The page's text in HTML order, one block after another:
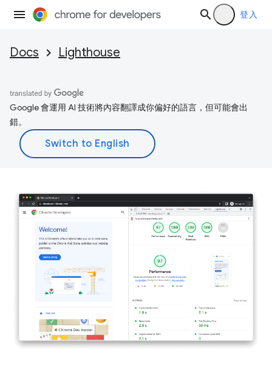
登入
Docs Lighthouse
Google 會運用 AI 技術將內容翻譯成你偏好的語言，但可能會出
錯。